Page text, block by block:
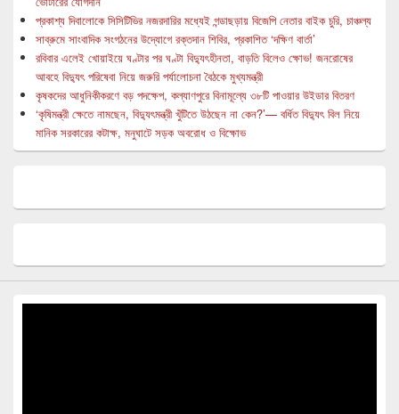
প্রকাশ্য দিবালোকে সিসিটিভির নজরদারির মধ্যেই গন্ডাছড়ায় বিজেপি নেতার বাইক চুরি, চাঞ্চল্য
সাব্রুমে সাংবাদিক সংগঠনের উদ্যোগে রক্তদান শিবির, প্রকাশিত ‘দক্ষিণ বার্তা’
রবিবার এলেই খোয়াইয়ে ঘণ্টার পর ঘণ্টা বিদ্যুৎহীনতা, বাড়তি বিলেও ক্ষোভ! জনরোষের
আবহে বিদ্যুৎ পরিষেবা নিয়ে জরুরি পর্যালোচনা বৈঠকে মুখ্যমন্ত্রী
কৃষকদের আধুনিকীকরণে বড় পদক্ষেপ, কল্যাণপুরে বিনামূল্যে ৩৮টি পাওয়ার উইডার বিতরণ
‘কৃষিমন্ত্রী ক্ষেতে নামছেন, বিদ্যুৎমন্ত্রী খুঁটিতে উঠছেন না কেন?’— বর্ধিত বিদ্যুৎ বিল নিয়ে
মানিক সরকারের কটাক্ষ, মনুঘাটে সড়ক অবরোধ ও বিক্ষোভ